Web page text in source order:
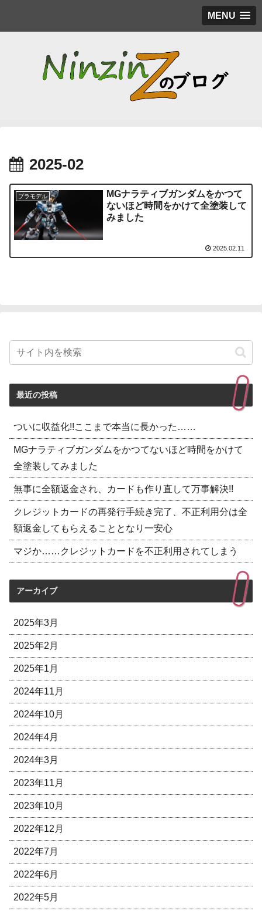
MENU
2025-02
プラモデル
MGナラティブガンダムをかつて
ないほど時間をかけて全塗装して
みました
2025.02.11
最近の投稿
ついに収益化!!ここまで本当に長かった……
MGナラティブガンダムをかつてないほど時間をかけて
全塗装してみました
無事に全額返金され、カードも作り直して万事解決!!
クレジットカードの再発行手続き完了、不正利用分は全
額返金してもらえることとなり一安心
マジか……クレジットカードを不正利用されてしまう
アーカイブ
2025年3月
2025年2月
2025年1月
2024年11月
2024年10月
2024年4月
2024年3月
2023年11月
2023年10月
2022年12月
2022年7月
2022年6月
2022年5月